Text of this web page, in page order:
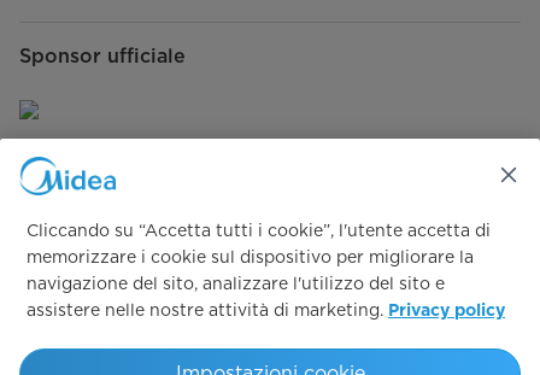
Sponsor ufficiale
Seguici su:
Cliccando su “Accetta tutti i cookie”, l'utente accetta di
memorizzare i cookie sul dispositivo per migliorare la
navigazione del sito, analizzare l'utilizzo del sito e
assistere nelle nostre attività di marketing. Privacy policy